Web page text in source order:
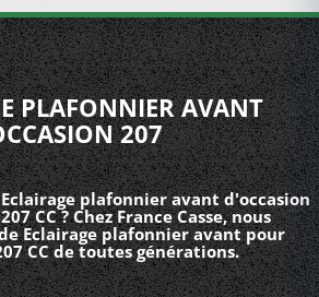
PLAFONNIER AVANT
207
plafonnier avant d'occasion
CC ? Chez France Casse, nous
Eclairage plafonnier avant pour
CC de toutes générations.